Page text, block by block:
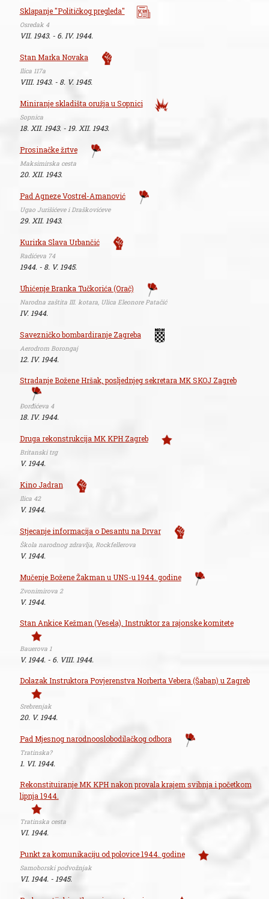
Sklapanje "Političkog pregleda"
Osredak 4
VII. 1943. - 6. IV. 1944.
Stan Marka Novaka
Ilica 117a
VIII. 1943. - 8. V. 1945.
Miniranje skladišta oružja u Sopnici
Sopnica
18. XII. 1943. - 19. XII. 1943.
Prosinačke žrtve
Maksimirska cesta
20. XII. 1943.
Pad Agneze Vostrel-Amanović
Ugao Jurišićeve i Draškovićeve
29. XII. 1943.
Kurirka Slava Urbančić
Radićeva 74
1944. - 8. V. 1945.
Uhićenje Branka Tučkorića (Orač)
Narodna zaštita III. kotara, Ulica Eleonore Patačić
IV. 1944.
Savezničko bombardiranje Zagreba
Aerodrom Borongaj
12. IV. 1944.
Stradanje Božene Hršak, posljednjeg sekretara MK SKOJ Zagreb
Đorđićeva 4
18. IV. 1944.
Druga rekonstrukcija MK KPH Zagreb
Britanski trg
V. 1944.
Kino Jadran
Ilica 42
V. 1944.
Stjecanje informacija o Desantu na Drvar
Škola narodnog zdravlja, Rockfellerova
V. 1944.
Mučenje Božene Žakman u UNS-u 1944. godine
Zvonimirova 2
V. 1944.
Stan Ankice Kežman (Vesela), Instruktor za rajonske komitete
Bauerova 1
V. 1944. - 6. VIII. 1944.
Dolazak Instruktora Povjerenstva Norberta Vebera (Šaban) u Zagreb
Srebrenjak
20. V. 1944.
Pad Mjesnog narodnooslobodilačkog odbora
Tratinska?
1. VI. 1944.
Rekonstituiranje MK KPH nakon provala krajem svibnja i početkom
lipnja 1944.
Tratinska cesta
VI. 1944.
Punkt za komunikaciju od polovice 1944. godine
Samoborski podvožnjak
VI. 1944. - 1945.